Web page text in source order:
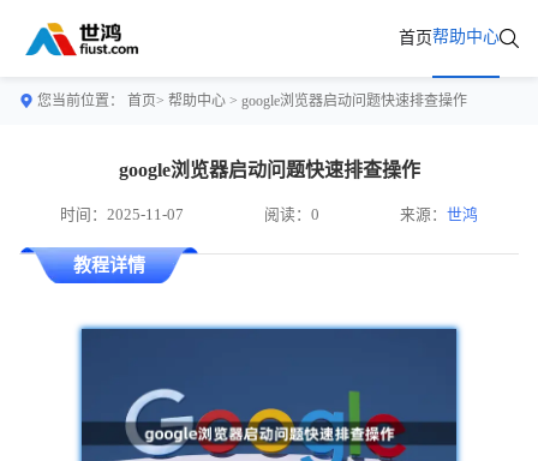
首页帮助中心
您当前位置： 首页> 帮助中心 > google浏览器启动问题快速排查操作
google浏览器启动问题快速排查操作
时间：2025-11-07 阅读：0 来源：世鸿
教程详情